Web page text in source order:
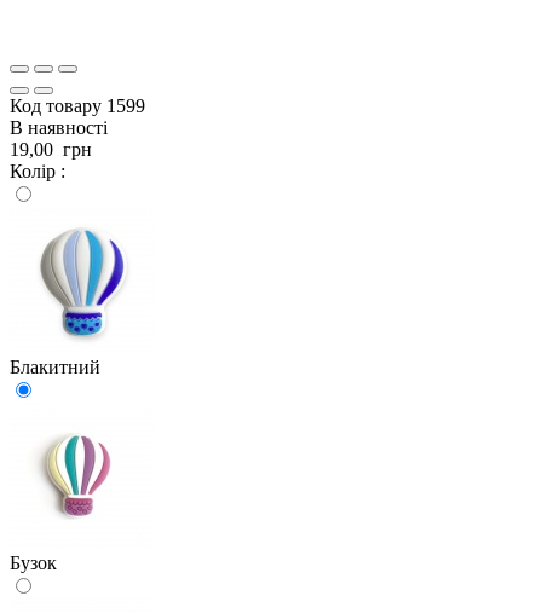
Код товару 1599
В наявності
19,00 грн
Колір :
Блакитний
Бузок